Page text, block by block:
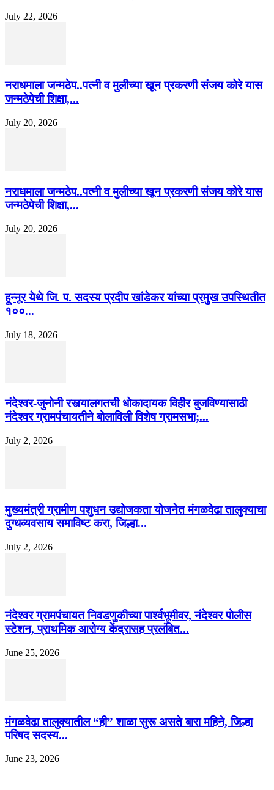
July 22, 2026
नराधमाला जन्मठेप..पत्नी व मुलीच्या खून प्रकरणी संजय कोरे यास
जन्मठेपेची शिक्षा,...
July 20, 2026
नराधमाला जन्मठेप..पत्नी व मुलीच्या खून प्रकरणी संजय कोरे यास
जन्मठेपेची शिक्षा,...
July 20, 2026
हून्नूर येथे जि. प. सदस्य प्रदीप खांडेकर यांच्या प्रमुख उपस्थितीत
१००...
July 18, 2026
नंदेश्वर-जुनोनी रस्त्यालगतची धोकादायक विहीर बुजविण्यासाठी
नंदेश्वर ग्रामपंचायतीने बोलाविली विशेष ग्रामसभा;...
July 2, 2026
मुख्यमंत्री ग्रामीण पशुधन उद्योजकता योजनेत मंगळवेढा तालुक्याचा
दुग्धव्यवसाय समाविष्ट करा, जिल्हा...
July 2, 2026
नंदेश्वर ग्रामपंचायत निवडणुकीच्या पार्श्वभूमीवर, नंदेश्वर पोलीस
स्टेशन, प्राथमिक आरोग्य केंद्रासह प्रलंबित...
June 25, 2026
मंगळवेढा तालुक्यातील “ही” शाळा सुरू असते बारा महिने, जिल्हा
परिषद सदस्य...
June 23, 2026